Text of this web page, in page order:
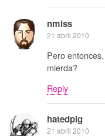
nmlss
21 abril 2010
Pero
mierda?
Reply
hatedpig
21 abril 2010